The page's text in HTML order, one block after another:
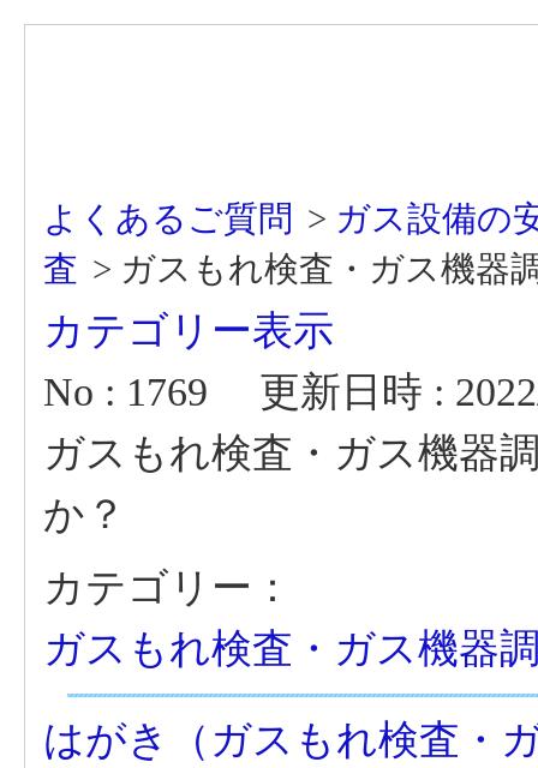
よくあるご質問 > ガス設備の
査 > ガスもれ検査・ガス機器
カテゴリー表示
No : 1769
更新日時 :
ガスもれ検査・ガス機器
か？
カテゴリー：
ガスもれ検査・ガス機器
はがき（ガスもれ検査・